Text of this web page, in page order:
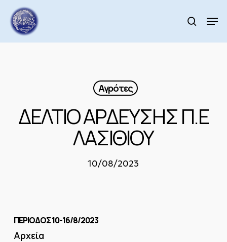
main
content
search
Αγρότες
ΔΕΛΤΙΟ ΑΡΔΕΥΣΗΣ Π.Ε
ΛΑΣΙΘΙΟΥ
10/08/2023
ΠΕΡΙΟΔΟΣ 10-16/8/2023
Αρχεία
Menu